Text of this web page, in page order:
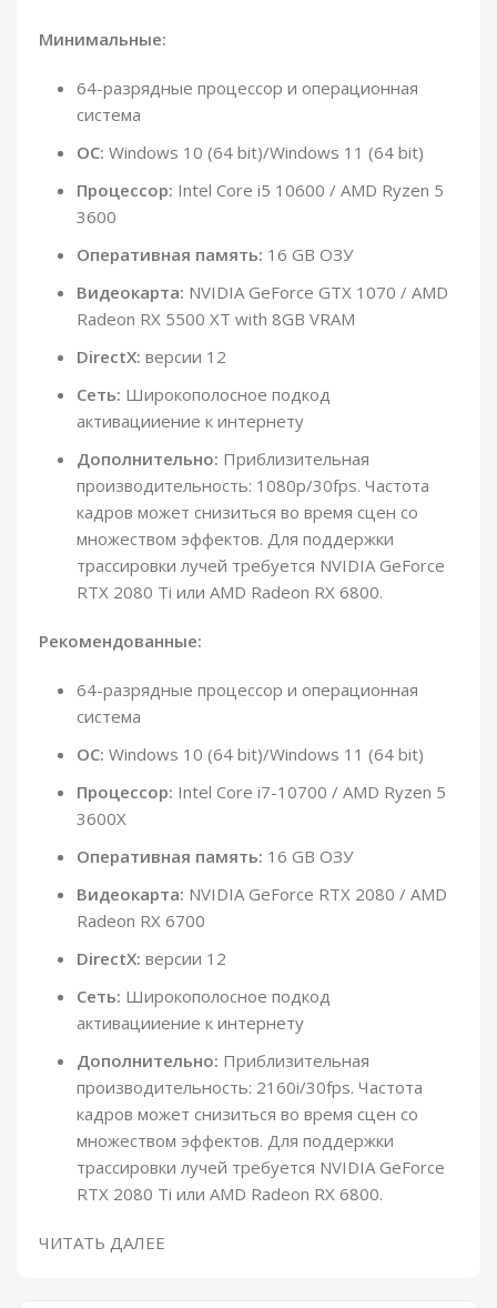
Минимальные:
64-разрядные процессор и операционная
система
ОС: Windows 10 (64 bit)/Windows 11 (64 bit)
Процессор: Intel Core i5 10600 / AMD Ryzen 5
3600
Оперативная память: 16 GB ОЗУ
Видеокарта: NVIDIA GeForce GTX 1070 / AMD
Radeon RX 5500 XT with 8GB VRAM
DirectX: версии 12
Сеть: Широкополосное подкод
активацииение к интернету
Дополнительно: Приблизительная
производительность: 1080p/30fps. Частота
кадров может снизиться во время сцен со
множеством эффектов. Для поддержки
трассировки лучей требуется NVIDIA GeForce
RTX 2080 Ti или AMD Radeon RX 6800.
Рекомендованные:
64-разрядные процессор и операционная
система
ОС: Windows 10 (64 bit)/Windows 11 (64 bit)
Процессор: Intel Core i7-10700 / AMD Ryzen 5
3600X
Оперативная память: 16 GB ОЗУ
Видеокарта: NVIDIA GeForce RTX 2080 / AMD
Radeon RX 6700
DirectX: версии 12
Сеть: Широкополосное подкод
активацииение к интернету
Дополнительно: Приблизительная
производительность: 2160i/30fps. Частота
кадров может снизиться во время сцен со
множеством эффектов. Для поддержки
трассировки лучей требуется NVIDIA GeForce
RTX 2080 Ti или AMD Radeon RX 6800.
ЧИТАТЬ ДАЛЕЕ